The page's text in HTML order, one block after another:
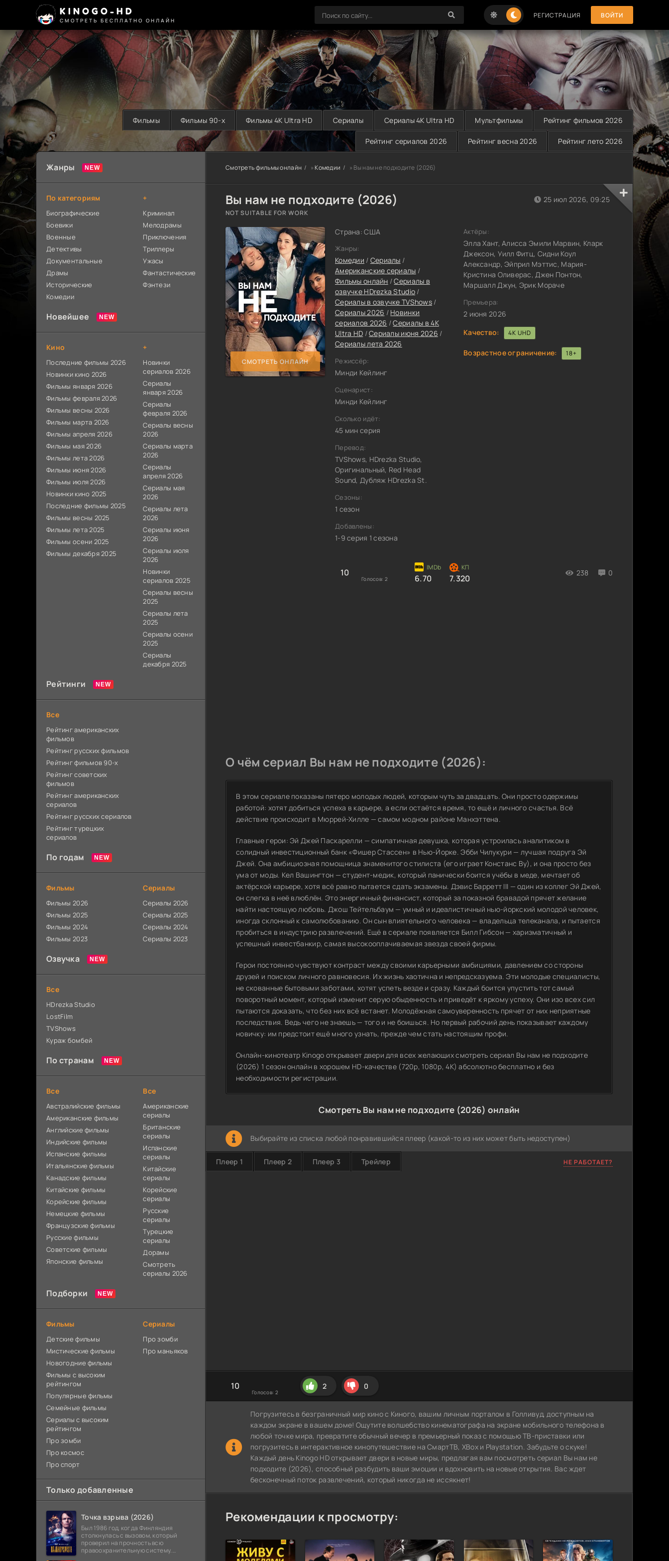
KINOGO-HD
СМОТРЕТЬ БЕСПЛАТНО ОНЛАЙН
РЕГИСТРАЦИЯ ВОЙТИ
Фильмы Фильмы 90-х Фильмы 4K Ultra HD Сериалы Сериалы 4K Ultra HD Мультфильмы Рейтинг фильмов 2026
Рейтинг сериалов 2026 Рейтинг весна 2026 Рейтинг лето 2026
Смотреть фильмы онлайн »Комедии » Вы нам не подходите (2026)
Вы нам не подходите (2026)
NOT SUITABLE FOR WORK
СМОТРЕТЬ ОНЛАЙН
Страна: США
Жанры:
Комедии / Сериалы /
Американские сериалы /
Фильмы онлайн /Сериалы в
озвучке HDrezka Studio /
Сериалы в озвучке TVShows /
Сериалы 2026 / Новинки
сериалов 2026 /Сериалы в 4K
Ultra HD /Сериалы июня 2026 /
Сериалы лета 2026
Режиссёр:
Минди Кейлинг
Сценарист:
Минди Кейлинг
Сколько идёт:
45 мин серия
Перевод:
TVShows, HDrezka Studio,
Оригинальный, Red Head
Sound, Дубляж HDrezka St.
Сезоны:
1 сезон
Добавлены:
1-9 серия 1 сезона
10
Голосов: 2 6.70 7.320
238 0
25 июл 2026, 09:25
Актёры:
Элла Хант, Алисса Эмили Марвин, Кларк
Джексон, Уилл Фитц, Сидни Коул
Александр, Эйприл Мэттис, Мария-
Кристина Оливерас, Джен Понтон,
Маршалл Джун, Эрик Мораче
Премьера:
2 июня 2026
Качество:
4K UHD
Возрастное ограничение: 18+
О чём сериал Вы нам не подходите (2026):
В этом сериале показаны пятеро молодых людей, которым чуть за двадцать. Они просто одержимы
работой: хотят добиться успеха в карьере, а если остаётся время, то ещё и личного счастья. Всё
действие происходит в Мюррей-Хилле — самом модном районе Манхэттена.
Главные герои: Эй Джей Паскарелли — симпатичная девушка, которая устроилась аналитиком в
солидный инвестиционный банк «Фишер Стассен» в Нью-Йорке. Эбби Чилукури — лучшая подруга Эй
Джей. Она амбициозная помощница знаменитого стилиста (его играет Констанс Ву), и она просто без
ума от моды. Кел Вашингтон — студент-медик, который панически боится учёбы в меде, мечтает об
актёрской карьере, хотя всё равно пытается сдать экзамены. Дэвис Барретт III — один из коллег Эй Джей,
он слегка в неё влюблён. Это энергичный финансист, который за показной бравадой прячет желание
найти настоящую любовь. Джош Тейтельбаум — умный и идеалистичный нью-йоркский молодой человек,
иногда склонный к самолюбованию. Он сын влиятельного человека — владельца телеканала, и пытается
пробиться в индустрию развлечений. Ещё в сериале появляется Билл Гибсон — харизматичный и
успешный инвестбанкир, самая высокооплачиваемая звезда своей фирмы.
Герои постоянно чувствуют контраст между своими карьерными амбициями, давлением со стороны
друзей и поиском личного равновесия. Их жизнь хаотична и непредсказуема. Эти молодые специалисты,
не скованные бытовыми заботами, хотят успеть везде и сразу. Каждый боится упустить тот самый
поворотный момент, который изменит серую обыденность и приведёт к яркому успеху. Они изо всех сил
пытаются доказать, что без них всё встанет. Молодёжная самоуверенность прячет от них неприятные
последствия. Ведь чего не знаешь — того и не боишься. Но первый рабочий день показывает каждому
новичку: им предстоит ещё много узнать, прежде чем стать настоящим профи.
Онлайн-кинотеатр Kinogo открывает двери для всех желающих смотреть сериал Вы нам не подходите
(2026) 1 сезон онлайн в хорошем HD-качестве (720p, 1080p, 4K) абсолютно бесплатно и без
необходимости регистрации.
Смотреть Вы нам не подходите (2026) онлайн
Выбирайте из списка любой понравившийся плеер (какой-то из них может быть недоступен)
Плеер 1 Плеер 2 Плеер 3 Трейлер НЕ РАБОТАЕТ?
10
Голосов: 2
2 0
Погрузитесь в безграничный мир кино с Киного, вашим личным порталом в Голливуд, доступным на
каждом экране в вашем доме! Ощутите волшебство кинематографа на экране мобильного телефона в
любой точке мира, превратите обычный вечер в премьерный показ с помощью ТВ-приставки или
погрузитесь в интерактивное кинопутешествие на СмартТВ, XBox и Playstation. Забудьте о скуке!
Каждый день Kinogo HD открывает двери в новые миры, предлагая вам посмотреть сериал Вы нам не
подходите (2026), способный разбудить ваши эмоции и вдохновить на новые открытия. Вас ждет
бесконечный поток развлечений, который никогда не иссякнет!
Рекомендации к просмотру:
Жанры
По категориям
Биографические
Боевики
Военные
Детективы
Документальные
Драмы
Исторические
Комедии
+
Криминал
Мелодрамы
Приключения
Триллеры
Ужасы
Фантастические
Фэнтези
Новейшее
Кино
Последние фильмы 2026
Новинки кино 2026
Фильмы января 2026
Фильмы февраля 2026
Фильмы весны 2026
Фильмы марта 2026
Фильмы апреля 2026
Фильмы мая 2026
Фильмы лета 2026
Фильмы июня 2026
Фильмы июля 2026
Новинки кино 2025
Последние фильмы 2025
Фильмы весны 2025
Фильмы лета 2025
Фильмы осени 2025
Фильмы декабря 2025
+
Новинки
сериалов 2026
Сериалы
января 2026
Сериалы
февраля 2026
Сериалы весны
2026
Сериалы марта
2026
Сериалы
апреля 2026
Сериалы мая
2026
Сериалы лета
2026
Сериалы июня
2026
Сериалы июля
2026
Новинки
сериалов 2025
Сериалы весны
2025
Сериалы лета
2025
Сериалы осени
2025
Сериалы
декабря 2025
Рейтинги
Все
Рейтинг американских
фильмов
Рейтинг русских фильмов
Рейтинг фильмов 90-х
Рейтинг советских
фильмов
Рейтинг американских
сериалов
Рейтинг русских сериалов
Рейтинг турецких
сериалов
По годам
Фильмы
Фильмы 2026
Фильмы 2025
Фильмы 2024
Фильмы 2023
Сериалы
Сериалы 2026
Сериалы 2025
Сериалы 2024
Сериалы 2023
Озвучка
Все
HDrezka Studio
LostFilm
TVShows
Кураж бомбей
По странам
Все
Австралийские фильмы
Американские фильмы
Английские фильмы
Индийские фильмы
Испанские фильмы
Итальянские фильмы
Канадские фильмы
Китайские фильмы
Корейские фильмы
Немецкие фильмы
Французские фильмы
Русские фильмы
Советские фильмы
Японские фильмы
Все
Американские
сериалы
Британские
сериалы
Испанские
сериалы
Китайские
сериалы
Корейские
сериалы
Русские
сериалы
Турецкие
сериалы
Дорамы
Смотреть
сериалы 2026
Подборки
Фильмы
Детские фильмы
Мистические фильмы
Новогодние фильмы
Фильмы с высоким
рейтингом
Популярные фильмы
Семейные фильмы
Сериалы с высоким
рейтингом
Про зомби
Про космос
Про спорт
Сериалы
Про зомби
Про маньяков
Только добавленные
Точка взрыва (2026)
Был 1986 год, когда Финляндия
столкнулась с вызовом, который
проверил на прочность всю
правоохранительную систему.